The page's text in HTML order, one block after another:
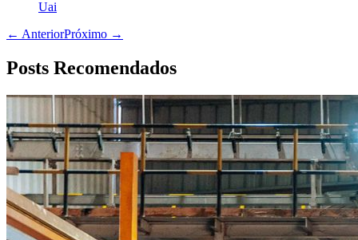
Uai
← AnteriorPróximo →
Posts Recomendados